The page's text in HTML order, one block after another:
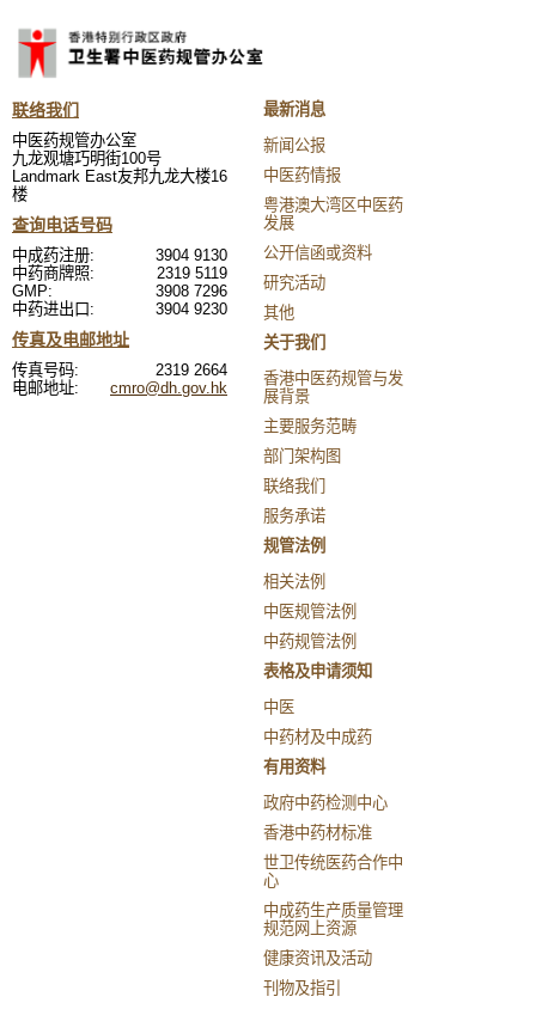
联络我们
中医药规管办公室
九龙观塘巧明街100号
Landmark East友邦九龙大楼16
楼
查询电话号码
中成药注册:
3904 9130
中药商牌照:
2319 5119
GMP:
3908 7296
中药进出口:
3904 9230
传真及电邮地址
传真号码:
2319 2664
电邮地址:
cmro@dh.gov.hk
最新消息
新闻公报
中医药情报
粤港澳大湾区中医药
发展
公开信函或资料
研究活动
其他
关于我们
香港中医药规管与发
展背景
主要服务范畴
部门架构图
联络我们
服务承诺
规管法例
相关法例
中医规管法例
中药规管法例
表格及申请须知
中医
中药材及中成药
有用资料
政府中药检测中心
香港中药材标准
世卫传统医药合作中
心
中成药生产质量管理
规范网上资源
健康资讯及活动
刊物及指引